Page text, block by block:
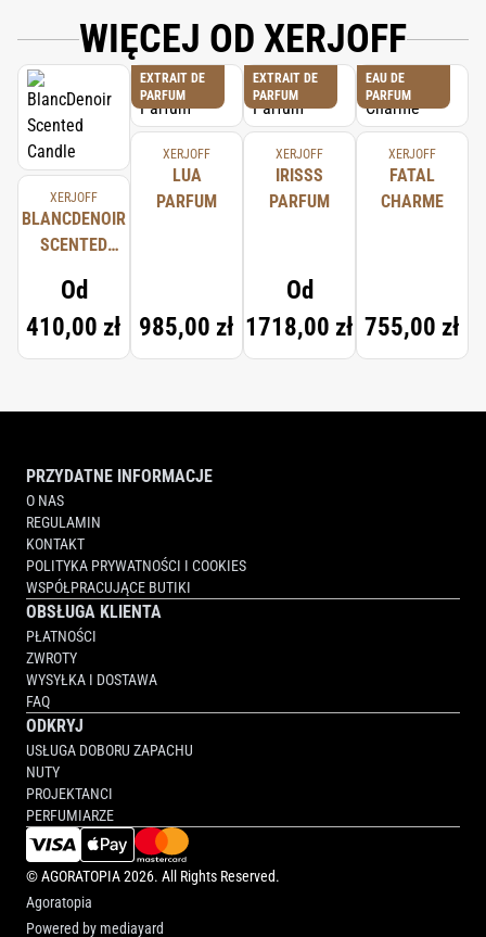
WIĘCEJ OD XERJOFF
XERJOFF
BLANCDENOIR
SCENTED
Od
410,00 zł
EXTRAIT DE
PARFUM
XERJOFF
LUA
PARFUM
985,00 zł
EXTRAIT DE
PARFUM
XERJOFF
IRISSS
PARFUM
Od
1718,00 zł
EAU DE
PARFUM
XERJOFF
FATAL
CHARME
755,00 zł
PRZYDATNE INFORMACJE
O NAS
REGULAMIN
KONTAKT
POLITYKA PRYWATNOŚCI I COOKIES
WSPÓŁPRACUJĄCE BUTIKI
OBSŁUGA KLIENTA
PŁATNOŚCI
ZWROTY
WYSYŁKA I DOSTAWA
FAQ
ODKRYJ
USŁUGA DOBORU ZAPACHU
NUTY
PROJEKTANCI
PERFUMIARZE
©AGORATOPIA2026. All Rights Reserved.
Agoratopia
Powered by mediayard